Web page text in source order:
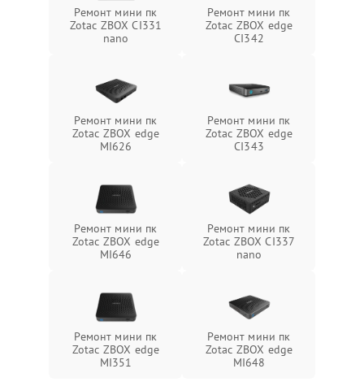
Ремонт мини пк
Zotac ZBOX CI331
nano
Ремонт мини пк
Zotac ZBOX edge
CI342
Ремонт мини пк
Zotac ZBOX edge
MI626
Ремонт мини пк
Zotac ZBOX edge
CI343
Ремонт мини пк
Zotac ZBOX edge
MI646
Ремонт мини пк
Zotac ZBOX CI337
nano
Ремонт мини пк
Zotac ZBOX edge
MI351
Ремонт мини пк
Zotac ZBOX edge
MI648